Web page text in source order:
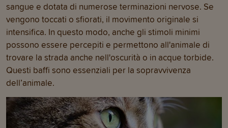
sangue e dotata di numerose terminazioni nervose. Se
vengono toccati o sfiorati, il movimento originale si
intensifica. In questo modo, anche gli stimoli minimi
possono essere percepiti e permettono all'animale di
trovare la strada anche nell'oscurità o in acque torbide.
Questi baffi sono essenziali per la sopravvivenza
dell’animale.